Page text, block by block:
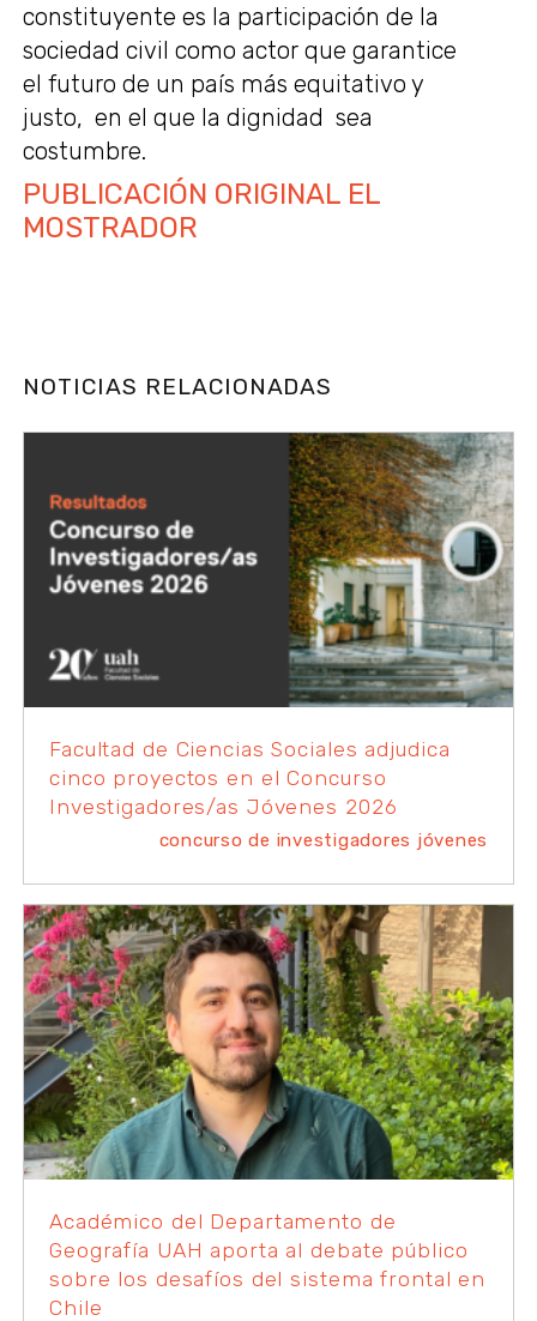
constituyente es la participación de la
sociedad civil como actor que garantice
el futuro de un país más equitativo y
justo, en el que la dignidad sea
costumbre.
PUBLICACIÓN ORIGINAL EL
MOSTRADOR
NOTICIAS RELACIONADAS
Facultad de Ciencias Sociales adjudica
cinco proyectos en el Concurso
Investigadores/as Jóvenes 2026
concurso de investigadores jóvenes
Académico del Departamento de
Geografía UAH aporta al debate público
sobre los desafíos del sistema frontal en
Chile